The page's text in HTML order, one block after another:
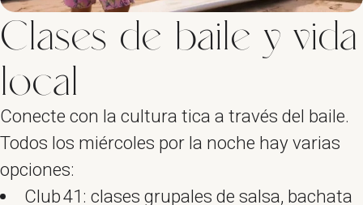
Clases de baile y vida
local
Conecte con la cultura tica a través del baile.
Todos los miércoles por la noche hay varias
opciones:
Club 41: clases grupales de salsa, bachata